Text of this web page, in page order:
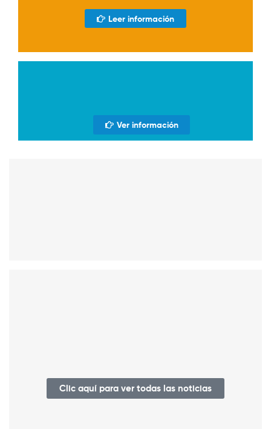
Leer información
Ver información
Clic aquí para ver todas las noticias